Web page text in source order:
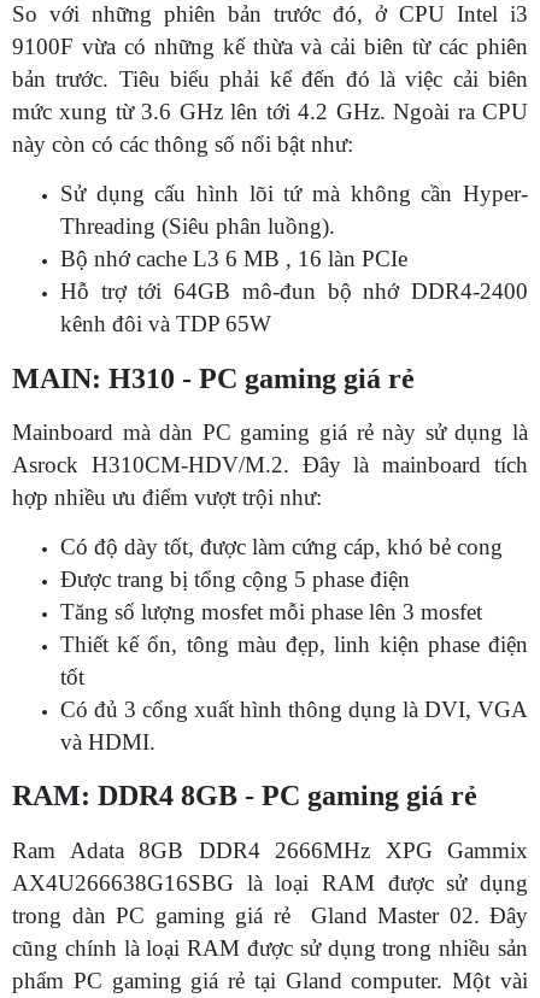
So với những phiên bản trước đó, ở CPU Intel i3
9100F vừa có những kế thừa và cải biên từ các phiên
bản trước. Tiêu biểu phải kể đến đó là việc cải biên
mức xung từ 3.6 GHz lên tới 4.2 GHz. Ngoài ra CPU
này còn có các thông số nổi bật như:
Sử dụng cấu hình lõi tứ mà không cần Hyper-
Threading (Siêu phân luồng).
Bộ nhớ cache L3 6 MB , 16 làn PCIe
Hỗ trợ tới 64GB mô-đun bộ nhớ DDR4-2400
kênh đôi và TDP 65W
MAIN: H310 - PC gaming giá rẻ
Mainboard mà dàn PC gaming giá rẻ này sử dụng là
Asrock H310CM-HDV/M.2. Đây là mainboard tích
hợp nhiều ưu điểm vượt trội như:
Có độ dày tốt, được làm cứng cáp, khó bẻ cong
Được trang bị tổng cộng 5 phase điện
Tăng số lượng mosfet mỗi phase lên 3 mosfet
Thiết kế ổn, tông màu đẹp, linh kiện phase điện
tốt
Có đủ 3 cổng xuất hình thông dụng là DVI, VGA
và HDMI.
RAM: DDR4 8GB - PC gaming giá rẻ
Ram Adata 8GB DDR4 2666MHz XPG Gammix
AX4U266638G16SBG là loại RAM được sử dụng
trong dàn PC gaming giá rẻ Gland Master 02. Đây
cũng chính là loại RAM được sử dụng trong nhiều sản
phẩm PC gaming giá rẻ tại Gland computer. Một vài